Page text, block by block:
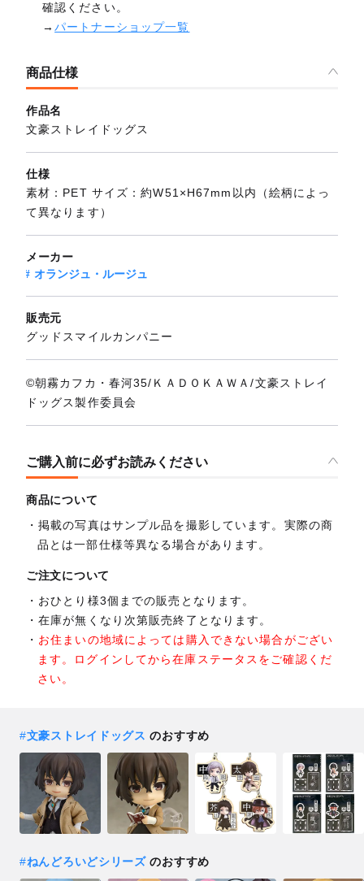
確認ください。
→パートナーショップ一覧
商品仕様
作品名
文豪ストレイドッグス
仕様
素材：PET サイズ：約W51×H67mm以内（絵柄によっ
て異なります）
メーカー
オランジュ・ルージュ
販売元
グッドスマイルカンパニー
©朝霧カフカ・春河35/ＫＡＤＯＫＡＷＡ/文豪ストレイ
ドッグス製作委員会
ご購入前に必ずお読みください
商品について
掲載の写真はサンプル品を撮影しています。実際の商
品とは一部仕様等異なる場合があります。
ご注文について
おひとり様3個までの販売となります。
在庫が無くなり次第販売終了となります。
お住まいの地域によっては購入できない場合がござい
ます。ログインしてから在庫ステータスをご確認くだ
さい。
#文豪ストレイドッグス のおすすめ
#ねんどろいどシリーズのおすすめ